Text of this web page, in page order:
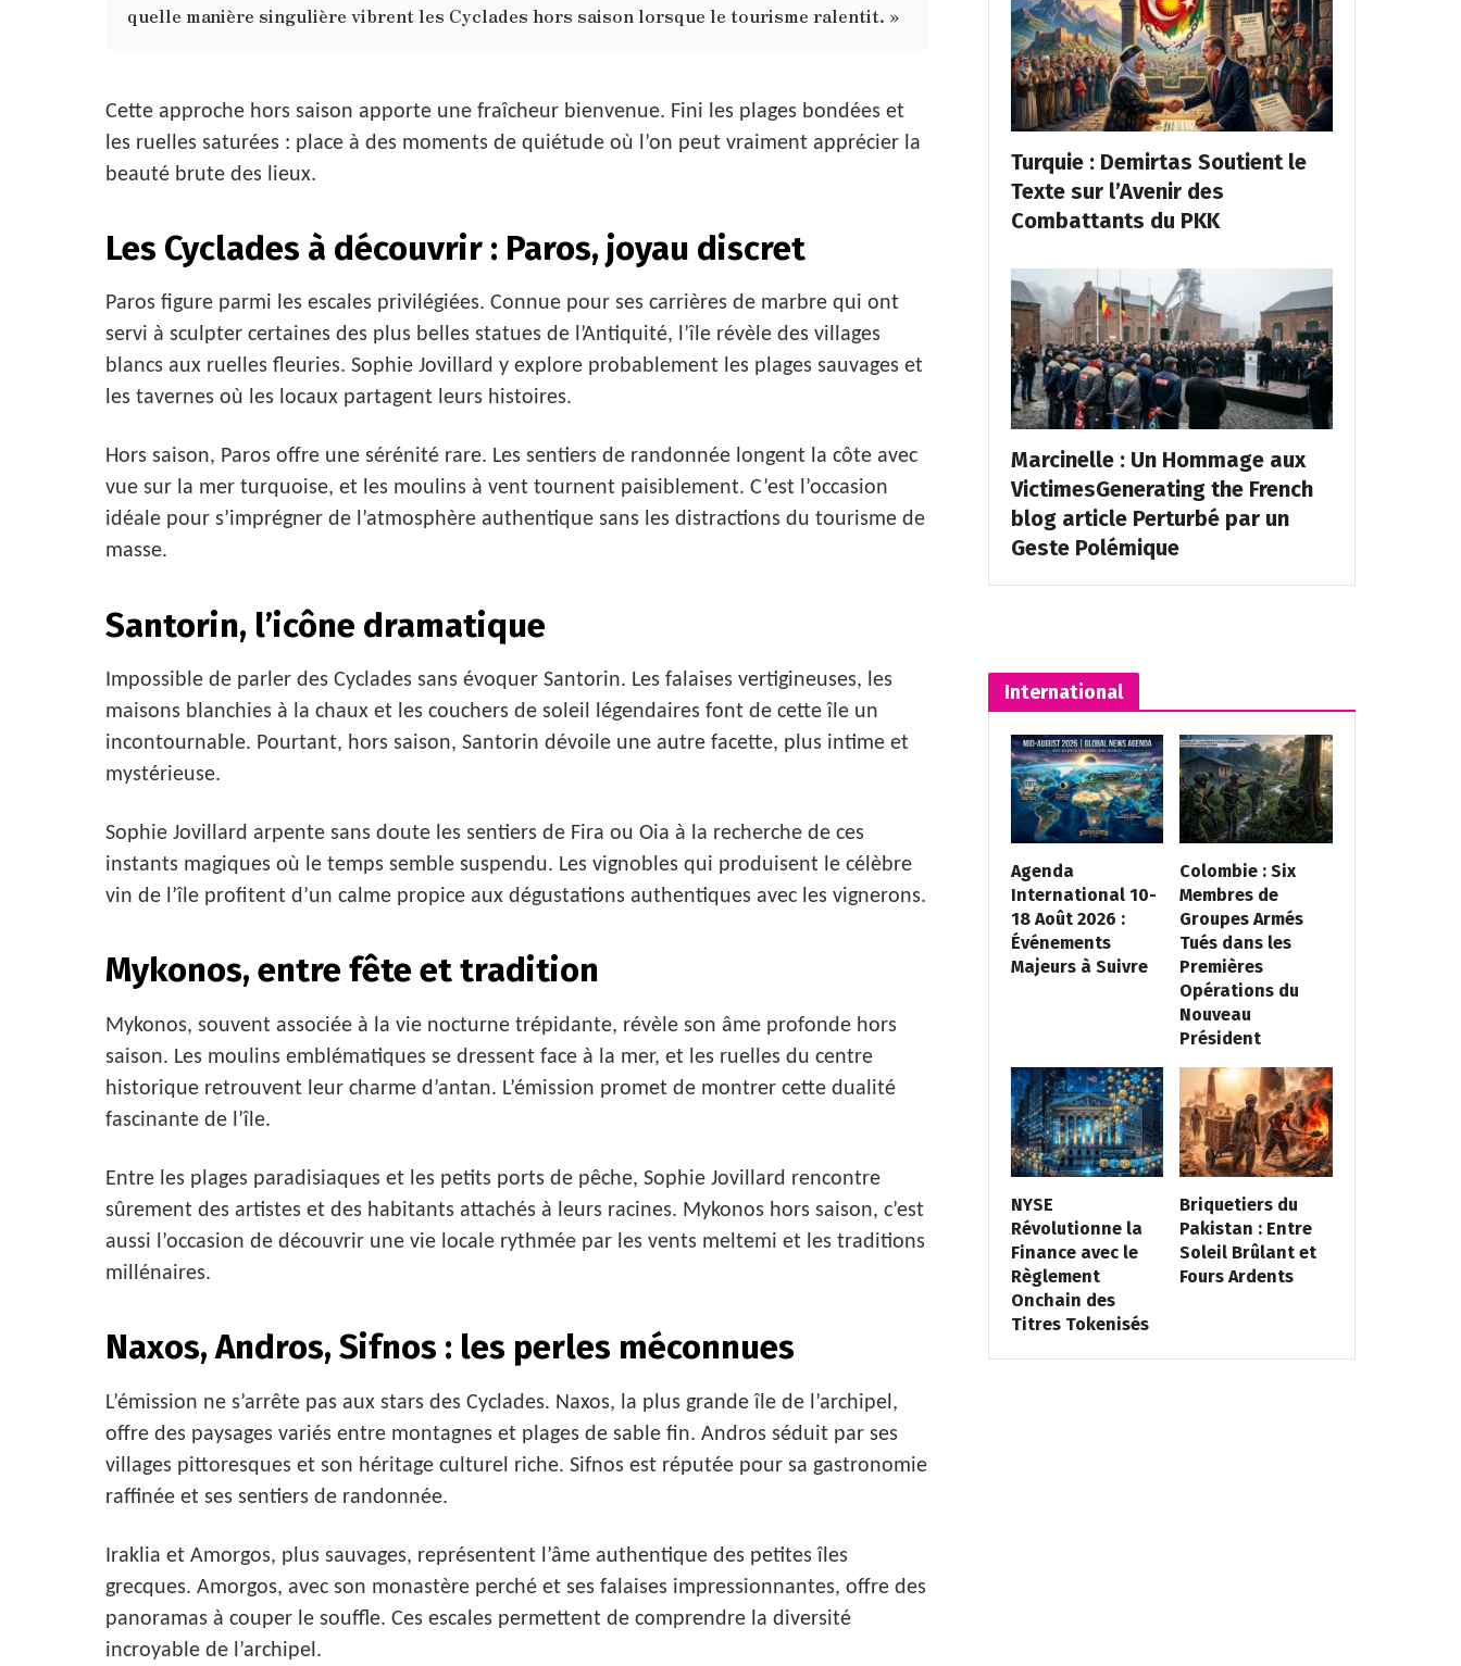
quelle manière singulière vibrent les Cyclades hors saison lorsque le tourisme ralentit. »
Cette approche hors saison apporte une fraîcheur bienvenue. Fini les plages bondées et
les ruelles saturées : place à des moments de quiétude où l’on peut vraiment apprécier la
beauté brute des lieux.
Les Cyclades à découvrir : Paros, joyau discret
Paros figure parmi les escales privilégiées. Connue pour ses carrières de marbre qui ont
servi à sculpter certaines des plus belles statues de l’Antiquité, l’île révèle des villages
blancs aux ruelles fleuries. Sophie Jovillard y explore probablement les plages sauvages et
les tavernes où les locaux partagent leurs histoires.
Hors saison, Paros offre une sérénité rare. Les sentiers de randonnée longent la côte avec
vue sur la mer turquoise, et les moulins à vent tournent paisiblement. C’est l’occasion
idéale pour s’imprégner de l’atmosphère authentique sans les distractions du tourisme de
masse.
Santorin, l’icône dramatique
Impossible de parler des Cyclades sans évoquer Santorin. Les falaises vertigineuses, les
maisons blanchies à la chaux et les couchers de soleil légendaires font de cette île un
incontournable. Pourtant, hors saison, Santorin dévoile une autre facette, plus intime et
mystérieuse.
Sophie Jovillard arpente sans doute les sentiers de Fira ou Oia à la recherche de ces
instants magiques où le temps semble suspendu. Les vignobles qui produisent le célèbre
vin de l’île profitent d’un calme propice aux dégustations authentiques avec les vignerons.
Mykonos, entre fête et tradition
Mykonos, souvent associée à la vie nocturne trépidante, révèle son âme profonde hors
saison. Les moulins emblématiques se dressent face à la mer, et les ruelles du centre
historique retrouvent leur charme d’antan. L’émission promet de montrer cette dualité
fascinante de l’île.
Entre les plages paradisiaques et les petits ports de pêche, Sophie Jovillard rencontre
sûrement des artistes et des habitants attachés à leurs racines. Mykonos hors saison, c’est
aussi l’occasion de découvrir une vie locale rythmée par les vents meltemi et les traditions
millénaires.
Naxos, Andros, Sifnos : les perles méconnues
L’émission ne s’arrête pas aux stars des Cyclades. Naxos, la plus grande île de l’archipel,
offre des paysages variés entre montagnes et plages de sable fin. Andros séduit par ses
villages pittoresques et son héritage culturel riche. Sifnos est réputée pour sa gastronomie
raffinée et ses sentiers de randonnée.
Iraklia et Amorgos, plus sauvages, représentent l’âme authentique des petites îles
grecques. Amorgos, avec son monastère perché et ses falaises impressionnantes, offre des
panoramas à couper le souffle. Ces escales permettent de comprendre la diversité
incroyable de l’archipel.
Turquie : Demirtas Soutient le
Texte sur l’Avenir des
Combattants du PKK
Marcinelle : Un Hommage aux
VictimesGenerating the French
blog article Perturbé par un
Geste Polémique
International
Agenda
International 10-
18 Août 2026 :
Événements
Majeurs à Suivre
Colombie : Six
Membres de
Groupes Armés
Tués dans les
Premières
Opérations du
Nouveau
Président
NYSE
Révolutionne la
Finance avec le
Règlement
Onchain des
Titres Tokenisés
Briquetiers du
Pakistan : Entre
Soleil Brûlant et
Fours Ardents